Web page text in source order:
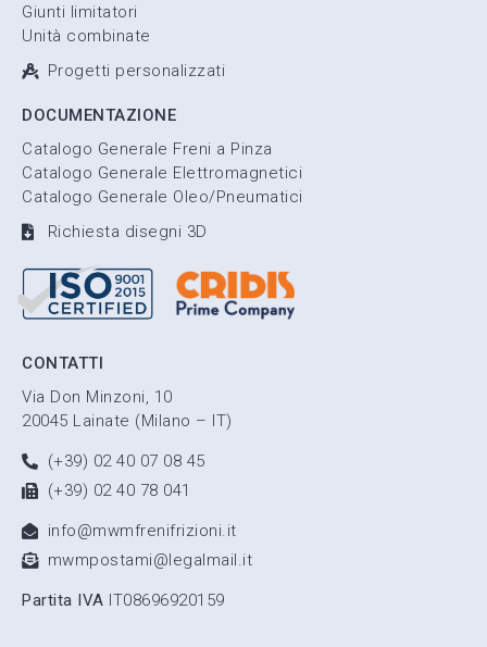
Giunti limitatori
Unità combinate
Progetti personalizzati
DOCUMENTAZIONE
Catalogo Generale Freni a Pinza
Catalogo Generale Elettromagnetici
Catalogo Generale Oleo/Pneumatici
Richiesta disegni 3D
CONTATTI
Via Don Minzoni, 10
20045 Lainate (Milano – IT)
(+39) 02 40 07 08 45
(+39) 02 40 78 041
info@mwmfrenifrizioni.it
mwmpostami@legalmail.it
Partita IVA IT08696920159